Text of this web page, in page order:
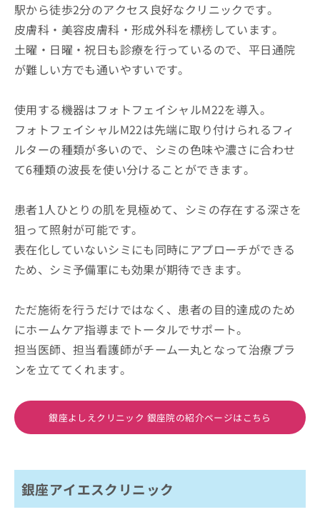
駅から徒歩2分のアクセス良好なクリニックです。
皮膚科・美容皮膚科・形成外科を標榜しています。
土曜・日曜・祝日も診療を行っているので、平日通院
が難しい方でも通いやすいです。
使用する機器はフォトフェイシャルM22を導入。
フォトフェイシャルM22は先端に取り付けられるフィ
ルターの種類が多いので、シミの色味や濃さに合わせ
て6種類の波長を使い分けることができます。
患者1人ひとりの肌を見極めて、シミの存在する深さを
狙って照射が可能です。
表在化していないシミにも同時にアプローチができる
ため、シミ予備軍にも効果が期待できます。
ただ施術を行うだけではなく、患者の目的達成のため
にホームケア指導までトータルでサポート。
担当医師、担当看護師がチーム一丸となって治療プラ
ンを立ててくれます。
銀座よしえクリニック 銀座院の紹介ページはこちら
銀座アイエスクリニック